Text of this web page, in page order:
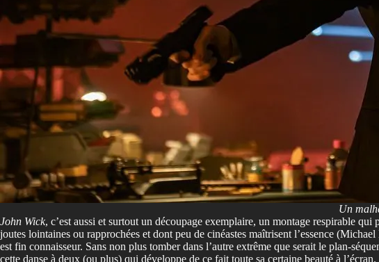
Un
John Wick, c’est aussi et surtout un découpage exemplaire, un montage respirable
joutes lointaines ou rapprochées et dont peu de cinéastes maîtrisent l’essence
est fin connaisseur. Sans non plus tomber dans l’autre extrême que serait le plan-
cette danse à deux (ou plus) qui développe de ce fait toute sa certaine beauté à l’écran.